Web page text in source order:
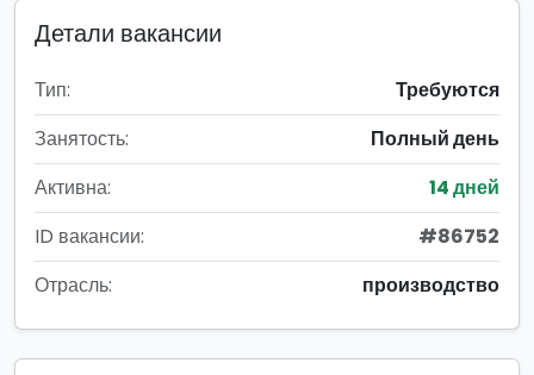
Детали вакансии
Тип:
Требуются
Занятость:
Полный день
Активна:
14 дней
ID вакансии:
#86752
Отрасль:
производство